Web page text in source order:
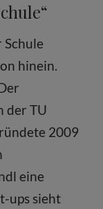
Schule
hinein.
der TU
2009
eine
ups sieht